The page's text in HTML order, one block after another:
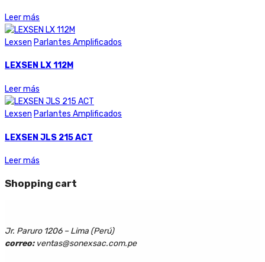
Leer más
Lexsen Parlantes Amplificados
LEXSEN LX 112M
Leer más
Lexsen Parlantes Amplificados
LEXSEN JLS 215 ACT
Leer más
Shopping cart
Jr. Paruro 1206 – Lima (Perú)
correo:ventas@sonexsac.com.pe